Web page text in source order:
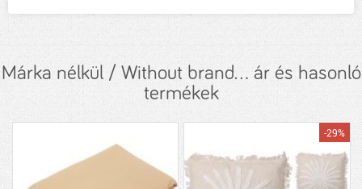
Márka nélkül / Without brand... ár és hasonló
termékek
-29%